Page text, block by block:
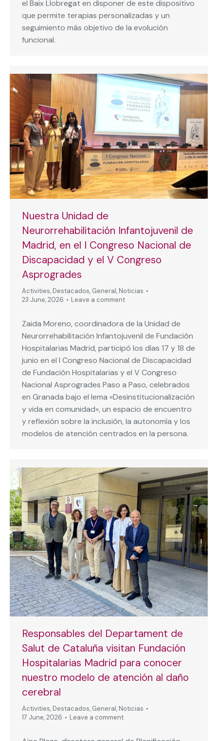
el Baix Llobregat en disponer de este dispositivo
que permite terapias personalizadas y un
seguimiento más objetivo de la evolución
funcional.
Nuestra Unidad de
Neurorrehabilitación Infantojuvenil de
Madrid, en el I Congreso Nacional de
Discapacidad y el V Congreso
Asprogrades
Activities, Destacados, General, Noticias
23 June, 2026
Leave a comment
Zaida Moreno, coordinadora de la Unidad de
Neurorrehabilitación Infantojuvenil de Fundación
Hospitalarias Madrid, participó los días 17 y 18 de
junio en el I Congreso Nacional de Discapacidad
de Fundación Hospitalarias y el V Congreso
Nacional Asprogrades Paso a Paso, celebrados
en Granada bajo el lema «Desinstitucionalización
y vida en comunidad», un espacio de encuentro
y reflexión sobre la inclusión, la autonomía y los
modelos de atención centrados en la persona.
Responsables del Departament de
Salut de Cataluña visitan Fundación
Hospitalarias Madrid para conocer
nuestro modelo de atención al daño
cerebral
Activities, Destacados, General, Noticias
17 June, 2026
Leave a comment